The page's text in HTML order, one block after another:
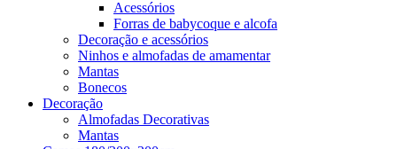
Acessórios
Forras de babycoque e alcofa
Decoração e acessórios
Ninhos e almofadas de amamentar
Mantas
Bonecos
Decoração
Almofadas Decorativas
Mantas